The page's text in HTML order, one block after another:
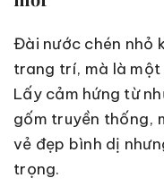
Đài nước chén nhỏ
trang trí, mà là một
Lấy cảm hứng từ
gốm truyền thống,
vẻ đẹp bình dị
trọng.